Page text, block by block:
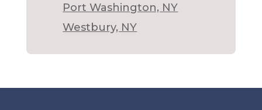
Port Washington, NY
Westbury, NY